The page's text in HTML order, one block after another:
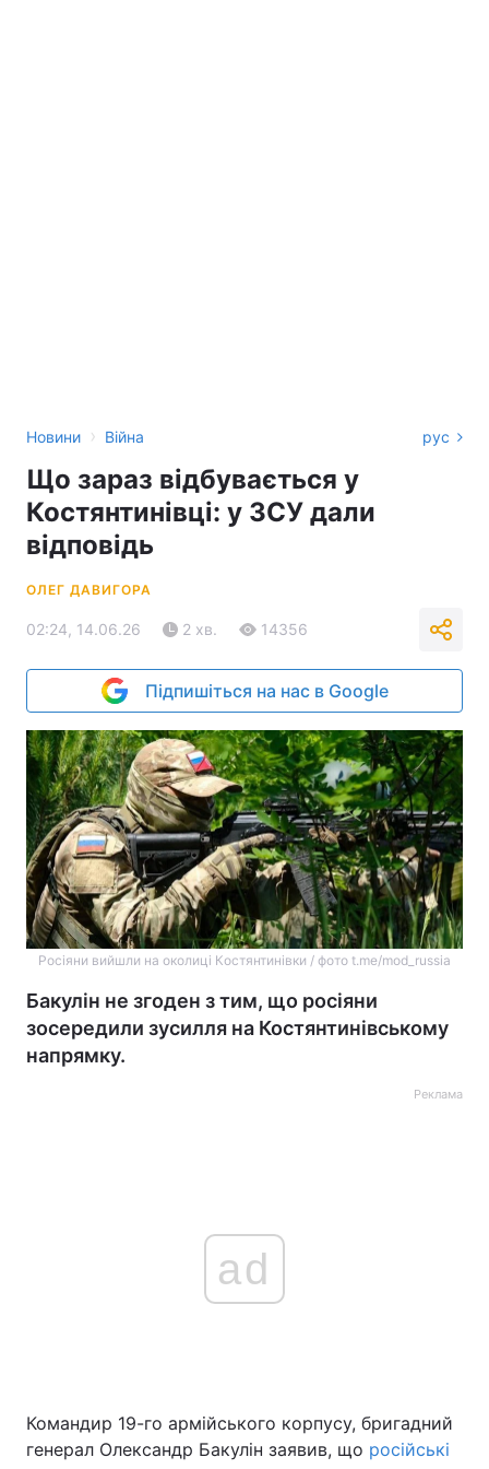
Новини › Війна рус
Що зараз відбувається у
Костянтинівці: у ЗСУ дали
відповідь
ОЛЕГ ДАВИГОРА
02:24, 14.06.26 2 хв. 14356
Підпишіться на нас в Google
Росіяни вийшли на околиці Костянтинівки / фото t.me/mod_russia
Бакулін не згоден з тим, що росіяни
зосередили зусилля на Костянтинівському
напрямку.
Реклама
ad
Командир 19-го армійського корпусу, бригадний
генерал Олександр Бакулін заявив, що російські